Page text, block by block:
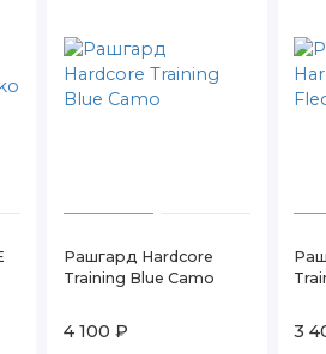
Рашгард Hardcore
Training Blue Camo
4 100 ₽ 3